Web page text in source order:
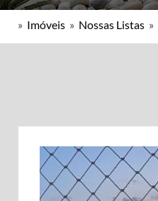
» Imóveis » Nossas Listas »